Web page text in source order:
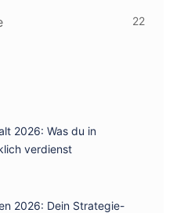
22
2026: Was du in
verdienst
2026: Dein Strategie-